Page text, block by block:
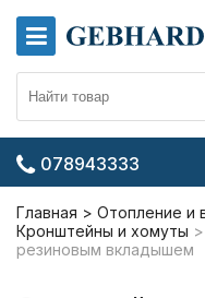
078943333
Главная Отопление и
Кронштейны и хомуты
резиновым вкладышем